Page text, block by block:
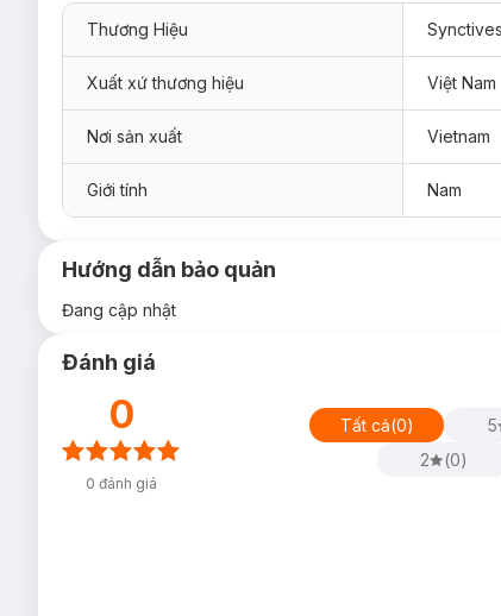
Thương Hiệu Synctives
Xuất xứ thương hiệu Việt Nam
Nơi sản xuất Vietnam
Giới tính Nam
Hướng dẫn bảo quản
Đang cập nhật
Đánh giá
0
0 đánh giá
Tất cả(0) 5
2
(0)